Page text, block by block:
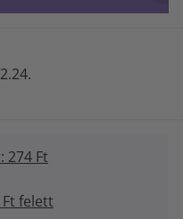
274 Ft
Ft felett